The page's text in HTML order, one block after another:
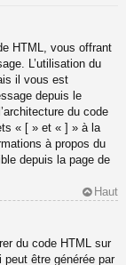
HTML, vous offrant
L’utilisation du
il vous est
depuis le
du code
« [ » et « ] » à la
à propos du
depuis la page de
Haut
du code HTML sur
être générée par